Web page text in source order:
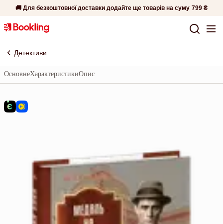
🚚 Для безкоштовної доставки додайте ще товарів на суму 799 ₴
Детективи
ОсновнеХарактеристикиОпис